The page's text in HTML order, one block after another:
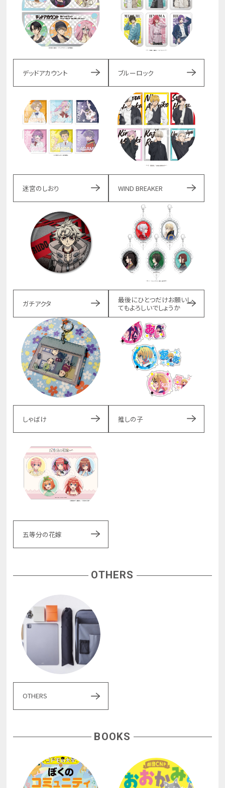
デッドアカウント ブルーロック
迷宮のしおり WIND BREAKER
ガチアクタ
最後にひとつだけお願いし
てもよろしいでしょうか
しゃばけ 推しの子
五等分の花嫁
OTHERS
OTHERS
BOOKS